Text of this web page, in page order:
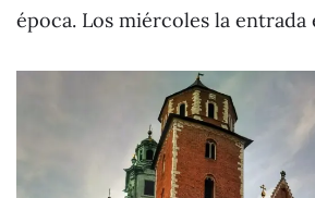
época. Los miércoles la entrada